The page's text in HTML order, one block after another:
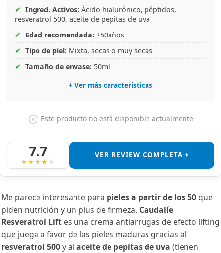
✔ Ingred. Activos: Ácido hialurónico, péptidos,
resveratrol 500, aceite de pepitas de uva
✔ Edad recomendada: +50años
✔ Tipo de piel: Mixta, secas o muy secas
✔ Tamaño de envase: 50ml
+ Ver más características
Este producto no está disponible actualmente
7.7 VER REVIEW COMPLETA➝
Me parece interesante para pieles a partir de los 50que
piden nutrición y un plus de firmeza. Caudalíe
Resveratrol Lift es una crema antiarrugas de efecto lifting
que juega a favor de las pieles maduras gracias al
resveratrol 500y al aceite de pepitas de uva (tienen